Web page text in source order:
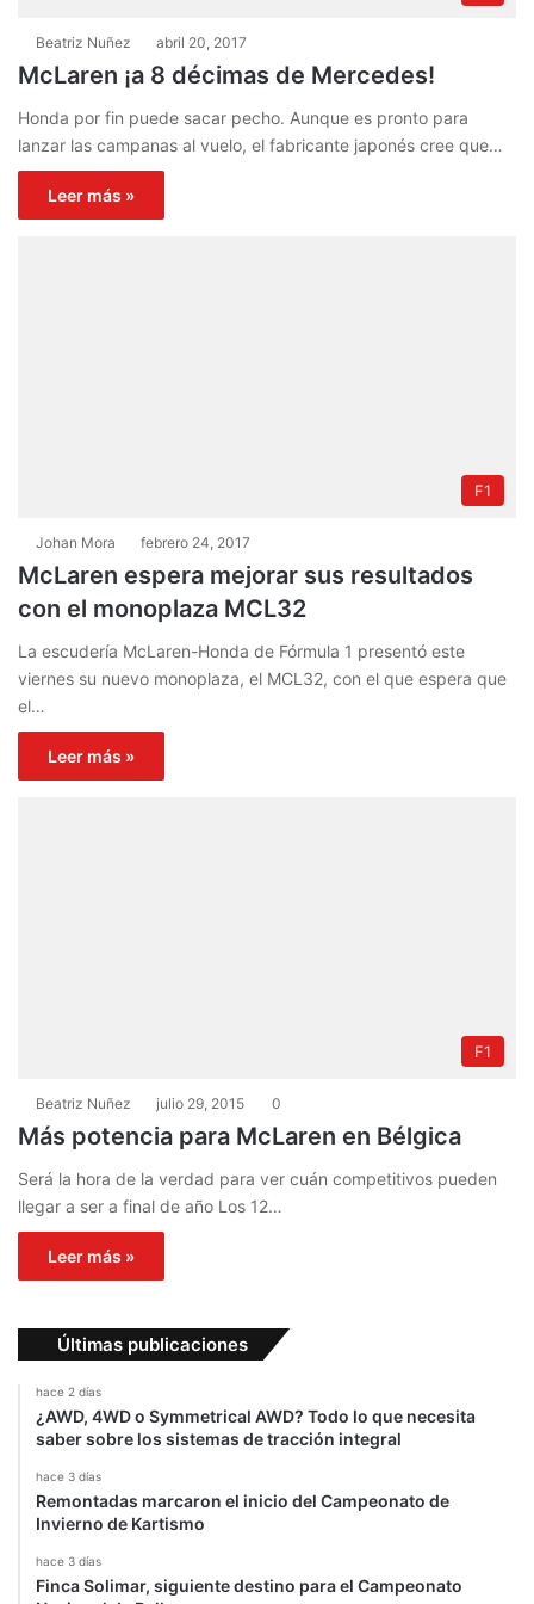
Beatriz Nuñez abril 20, 2017
McLaren ¡a 8 décimas de Mercedes!
Honda por fin puede sacar pecho. Aunque es pronto para
lanzar las campanas al vuelo, el fabricante japonés cree que…
Leer más »
F1
Johan Mora febrero 24, 2017
McLaren espera mejorar sus resultados
con el monoplaza MCL32
La escudería McLaren-Honda de Fórmula 1 presentó este
viernes su nuevo monoplaza, el MCL32, con el que espera que
el…
Leer más »
F1
Beatriz Nuñez julio 29, 2015 0
Más potencia para McLaren en Bélgica
Será la hora de la verdad para ver cuán competitivos pueden
llegar a ser a final de año Los 12…
Leer más »
Últimas publicaciones
hace 2 días
¿AWD, 4WD o Symmetrical AWD? Todo lo que necesita
saber sobre los sistemas de tracción integral
hace 3 días
Remontadas marcaron el inicio del Campeonato de
Invierno de Kartismo
hace 3 días
Finca Solimar, siguiente destino para el Campeonato